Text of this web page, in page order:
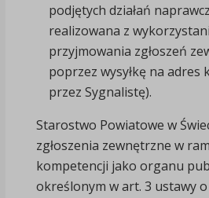
podjętych działań
realizowana z
przyjmowania zgłoszeń
poprzez wysyłkę na
przez Sygnalistę).
Starostwo Powiatowe w
zgłoszenia zewnętrzne w
kompetencji jako organu
określonym w art. 3 ustawy